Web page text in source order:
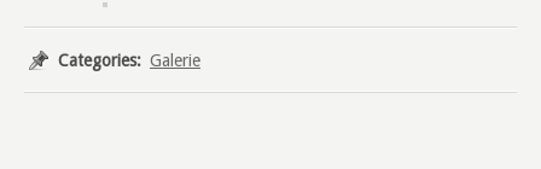
Categories: Galerie